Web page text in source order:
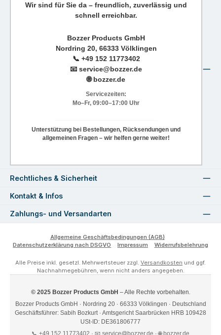
Wir sind für Sie da – freundlich, zuverlässig und
schnell erreichbar.
Bozzer Products GmbH
Nordring 20, 66333 Völklingen
📞 +49 152 11773402
📧service@bozzer.de
🌐 bozzer.de
Servicezeiten:
Mo–Fr, 09:00–17:00 Uhr
Unterstützung bei Bestellungen, Rücksendungen und
allgemeinen Fragen – wir helfen gerne weiter!
Rechtliches & Sicherheit
Kontakt & Infos
Zahlungs- und Versandarten
Allgemeine Geschäftsbedingungen (AGB)
Datenschutzerklärung nach DSGVO
Impressum Widerrufsbelehrung
Alle Preise inkl. gesetzl. Mehrwertsteuer zzgl. Versandkosten und ggf.
Nachnahmegebühren, wenn nicht anders angegeben.
© 2025 Bozzer Products GmbH – Alle Rechte vorbehalten.
Bozzer Products GmbH · Nordring 20 · 66333 Völklingen · Deutschland
Geschäftsführer: Sabih Bozkurt · Amtsgericht Saarbrücken HRB 109428
USt-ID: DE361806777
📞 +49 152 11773402 · 📧 service@bozzer.de · 🌐 bozzer.de